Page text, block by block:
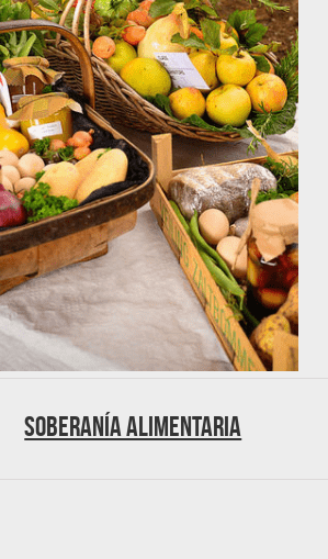
Soberanía alimentaria